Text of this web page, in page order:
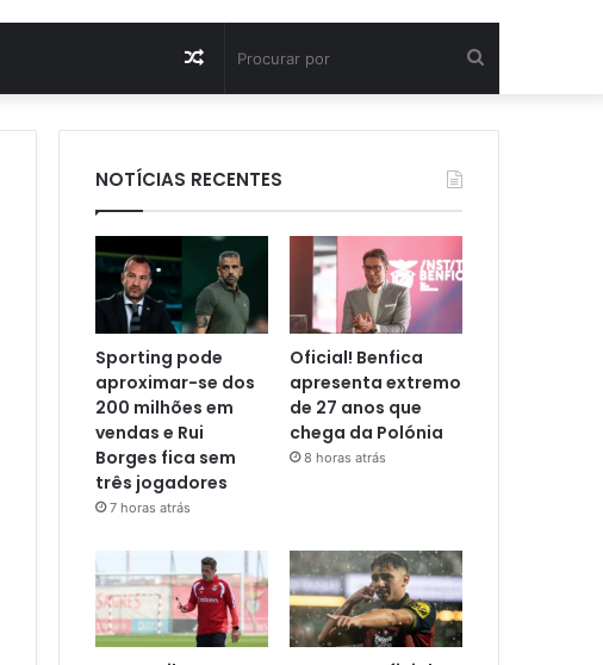
por
Artigo
aleatório
NOTÍCIAS RECENTES
Sporting pode
aproximar-se dos
200 milhões em
vendas e Rui
Borges fica sem
três jogadores
7 horas atrás
Oficial! Benfica
apresenta extremo
de 27 anos que
chega da Polónia
8 horas atrás